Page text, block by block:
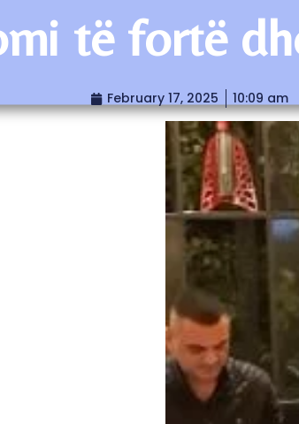
të fortë
February 17, 2025 10:09 am